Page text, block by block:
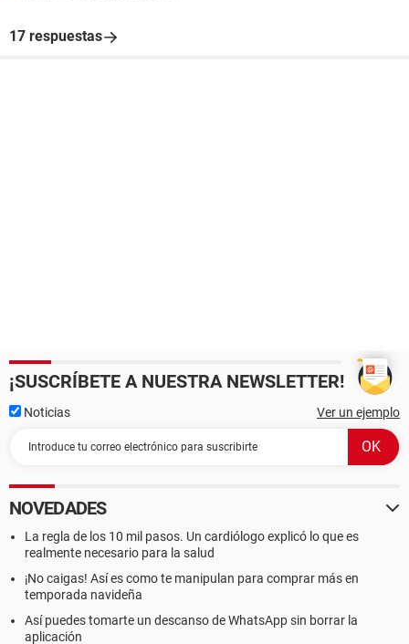
17 respuestas
¡SUSCRÍBETE A NUESTRA NEWSLETTER!
Noticias Ver un ejemplo
NOVEDADES
La regla de los 10 mil pasos. Un cardiólogo explicó lo que es
realmente necesario para la salud
¡No caigas! Así es como te manipulan para comprar más en
temporada navideña
Así puedes tomarte un descanso de WhatsApp sin borrar la
aplicación